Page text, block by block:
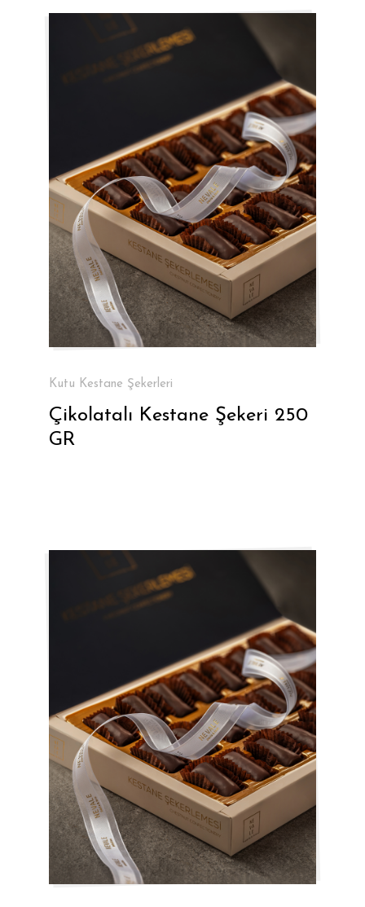
Kutu Kestane Şekerleri
Çikolatalı Kestane Şekeri 250
GR